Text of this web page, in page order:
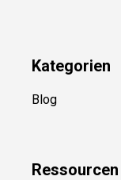
Kategorien
Blog
Ressourcen